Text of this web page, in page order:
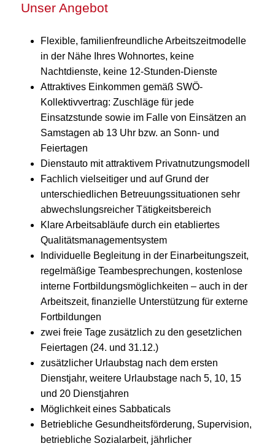
Unser Angebot
Flexible, familienfreundliche Arbeitszeitmodelle
in der Nähe Ihres Wohnortes, keine
Nachtdienste, keine 12-Stunden-Dienste
Attraktives Einkommen gemäß SWÖ-
Kollektivvertrag: Zuschläge für jede
Einsatzstunde sowie im Falle von Einsätzen an
Samstagen ab 13 Uhr bzw. an Sonn- und
Feiertagen
Dienstauto mit attraktivem Privatnutzungsmodell
Fachlich vielseitiger und auf Grund der
unterschiedlichen Betreuungssituationen sehr
abwechslungsreicher Tätigkeitsbereich
Klare Arbeitsabläufe durch ein etabliertes
Qualitätsmanagementsystem
Individuelle Begleitung in der Einarbeitungszeit,
regelmäßige Teambesprechungen, kostenlose
interne Fortbildungsmöglichkeiten – auch in der
Arbeitszeit, finanzielle Unterstützung für externe
Fortbildungen
zwei freie Tage zusätzlich zu den gesetzlichen
Feiertagen (24. und 31.12.)
zusätzlicher Urlaubstag nach dem ersten
Dienstjahr, weitere Urlaubstage nach 5, 10, 15
und 20 Dienstjahren
Möglichkeit eines Sabbaticals
Betriebliche Gesundheitsförderung, Supervision,
betriebliche Sozialarbeit, jährlicher